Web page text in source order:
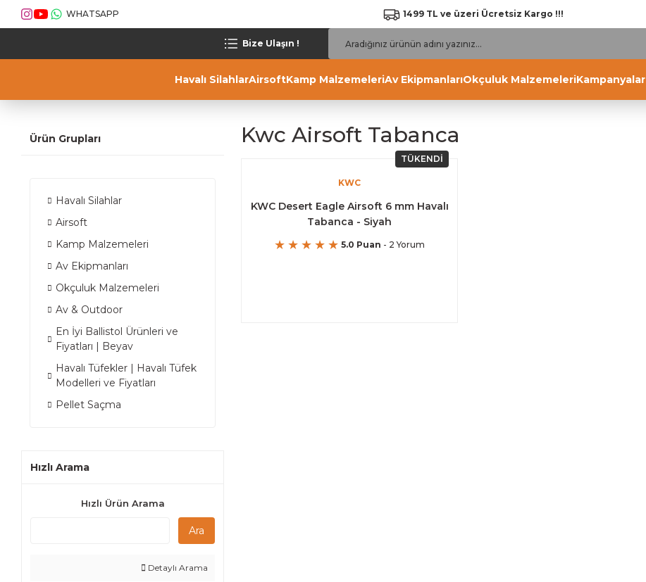
WHATSAPP 1499 TL ve üzeri Ücretsiz Kargo !!!
Bize Ulaşın !
Havalı SilahlarAirsoftKamp MalzemeleriAv EkipmanlarıOkçuluk MalzemeleriKampanyalar
Ürün Grupları
Havalı Silahlar
Airsoft
Kamp Malzemeleri
Av Ekipmanları
Okçuluk Malzemeleri
Av & Outdoor
En İyi Ballistol Ürünleri ve
Fiyatları | Beyav
Havalı Tüfekler | Havalı Tüfek
Modelleri ve Fiyatları
Pellet Saçma
Hızlı Arama
Hızlı Ürün Arama
Ara
Detaylı Arama
Kwc Airsoft Tabanca
TÜKENDİ
KWC
KWC Desert Eagle Airsoft 6 mm Havalı
Tabanca - Siyah
5.0 Puan - 2 Yorum